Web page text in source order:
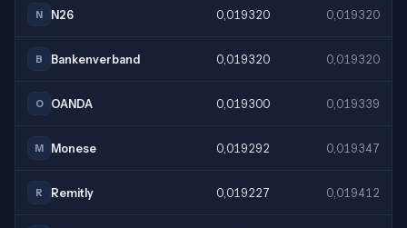
N N26 0,019320 0,019320
B Bankenverband 0,019320 0,019320
O OANDA 0,019300 0,019339
M Monese 0,019292 0,019347
R Remitly 0,019227 0,019412